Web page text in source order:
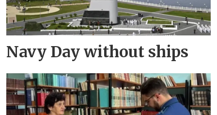
Navy Day without ships